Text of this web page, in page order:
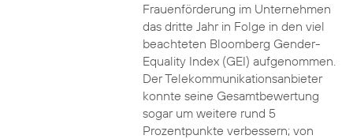
Frauenförderung im Unternehmen
das dritte Jahr in Folge in den viel
beachteten Bloomberg Gender-
Equality Index (GEI) aufgenommen.
Der Telekommunikationsanbieter
konnte seine Gesamtbewertung
sogar um weitere rund 5
Prozentpunkte verbessern; von